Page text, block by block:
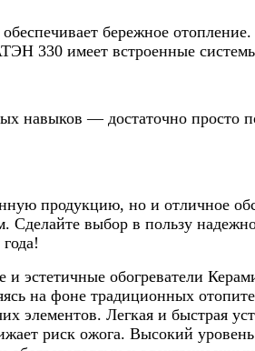
бережное
330 имеет встроенные системы
навыков — достаточно
продукцию, но и отличное
Сделайте выбор в пользу
обогреватели
на фоне традиционных
элементов. Легкая и быстрая
риск ожога. Высокий